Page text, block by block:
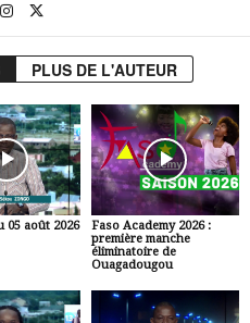
PLUS DE L'AUTEUR
05 août 2026
Faso Academy 2026 :
première manche
éliminatoire de
Ouagadougou